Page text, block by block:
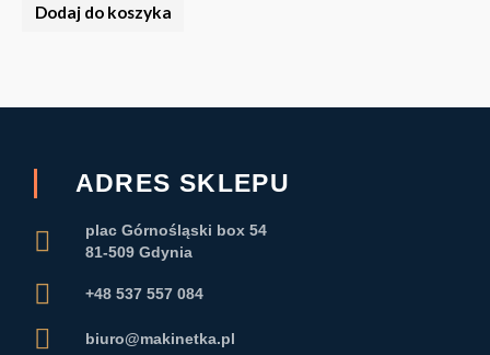
Dodaj do koszyka
ADRES SKLEPU
plac Górnośląski box 54
81-509 Gdynia
+48 537 557 084
biuro@makinetka.pl